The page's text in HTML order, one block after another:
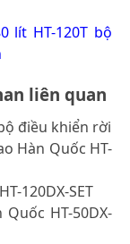
lít HT-120T bộ
liên quan
điều khiển rời
Hàn Quốc HT-
120DX-SET
HT-50DX-